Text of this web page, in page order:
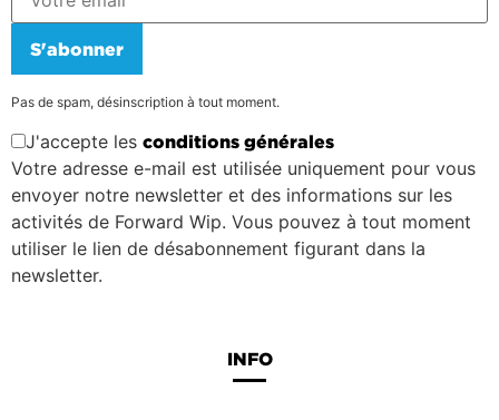
S'abonner
Pas de spam, désinscription à tout moment.
J'accepte les conditions générales
Votre adresse e-mail est utilisée uniquement pour vous
envoyer notre newsletter et des informations sur les
activités de Forward Wip. Vous pouvez à tout moment
utiliser le lien de désabonnement figurant dans la
newsletter.
INFO